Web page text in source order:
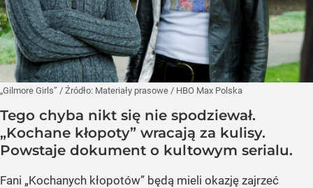
„Gilmore Girls” / Źródło: Materiały prasowe / HBO Max Polska
Tego chyba nikt się nie spodziewał.
„Kochane kłopoty” wracają za kulisy.
Powstaje dokument o kultowym serialu.
Fani „Kochanych kłopotów” będą mieli okazję zajrzeć